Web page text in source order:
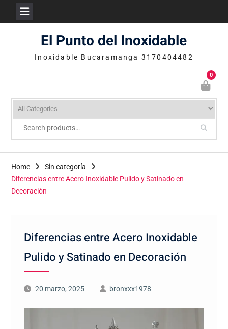
El Punto del Inoxidable
Inoxidable Bucaramanga 3170404482
0
Home
Sin categoría
Diferencias entre Acero Inoxidable Pulido y Satinado en
Decoración
Diferencias entre Acero Inoxidable
Pulido y Satinado en Decoración
20 marzo, 2025 bronxxx1978